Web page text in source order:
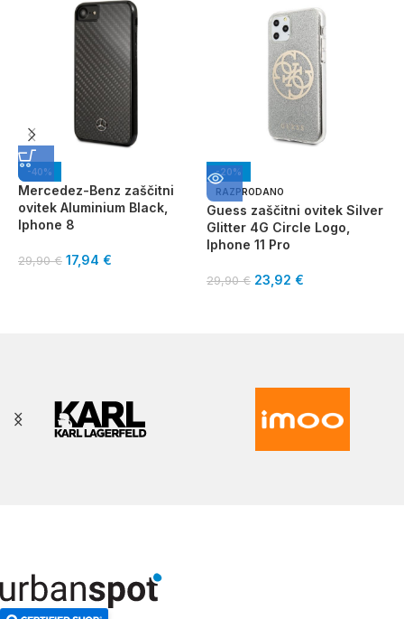
-40%
Mercedez-Benz zaščitni
ovitek Aluminium Black,
Iphone 8
29,90€ 17,94 €
-20%
RAZPRODANO
Guess zaščitni ovitek Silver
Glitter 4G Circle Logo,
Iphone 11 Pro
29,90€ 23,92 €